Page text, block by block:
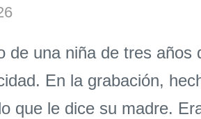
de una niña de tres
En la grabación,
que le dice su madre.